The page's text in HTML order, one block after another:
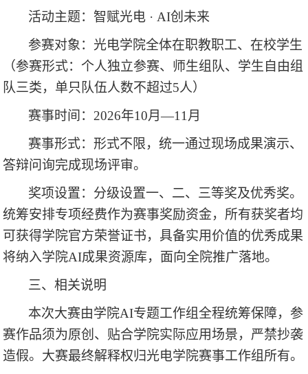
活动主题：智赋光电 · AI创未来
参赛对象：光电学院全体在职教职工、在校学生
（参赛形式： 个人独立参赛、师生组队、 学生自由组
队三类，单只队伍人数不超过5人）
赛事时间：2026年10月—11月
赛事形式：形式不限，统一通过现场成果演示、
答辩问询完成现场评审。
奖项设置： 分级设置一、二、三等奖及优秀奖。
统筹安排专项经费作为赛事奖励资金，所有获奖者均
可获得学院官方荣誉证书， 具备实用价值的优秀成果
将纳入学院AI成果资源库，面向全院推广落地。
三、相关说明
本次大赛由学院AI专题工作组全程统筹保障，参
赛作品须为原创、贴合学院实际应用场景，严禁抄袭
造假。大赛最终解释权归光电学院赛事工作组所有。